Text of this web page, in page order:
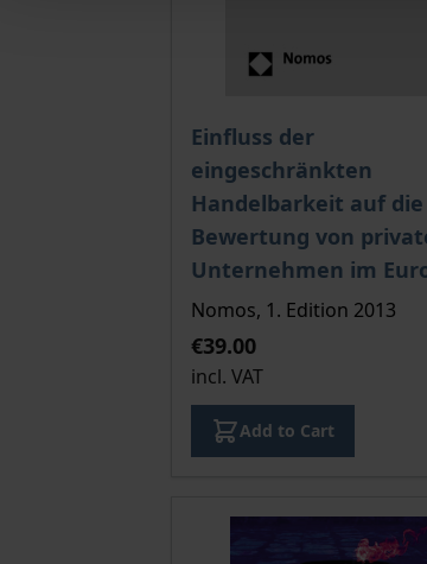
Einfluss der
eingeschränkten
Handelbarkeit auf die
Bewertung von
Unternehmen im
The price depends on
Nomos, 1. Edition 2013
€39.00
incl. VAT
Add to Cart